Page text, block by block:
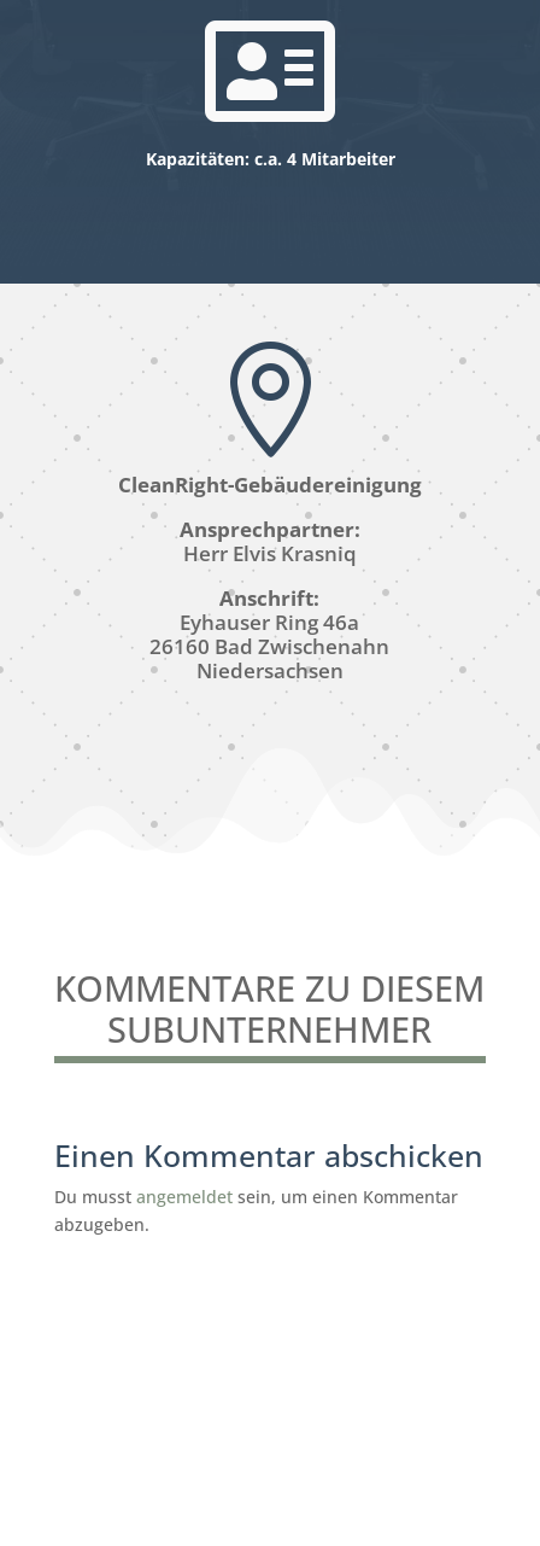

Kapazitäten: c.a. 4 Mitarbeiter

CleanRight-Gebäudereinigung
Ansprechpartner:
Herr Elvis Krasniq
Anschrift:
Eyhauser Ring 46a
26160 Bad Zwischenahn
Niedersachsen
KOMMENTARE ZU DIESEM
SUBUNTERNEHMER
Einen Kommentar abschicken
Du musst angemeldetsein, um einen Kommentar
abzugeben.